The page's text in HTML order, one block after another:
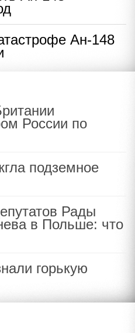
Ан-148
России по
подземное
Рады
в Польше: что
горькую